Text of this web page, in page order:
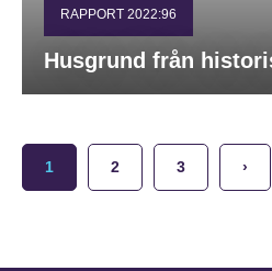
RAPPORT 2022:96
Husgrund från
1 2 3 ›